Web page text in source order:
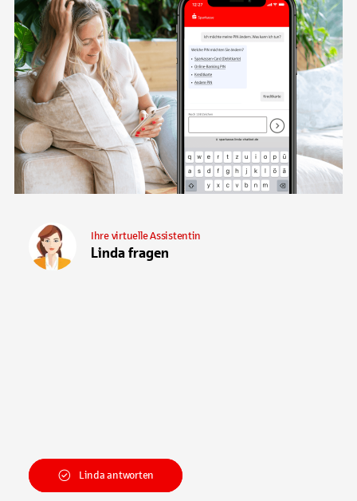
Linda fragen
Ihre virtuelle Assistentin
Linda antworten